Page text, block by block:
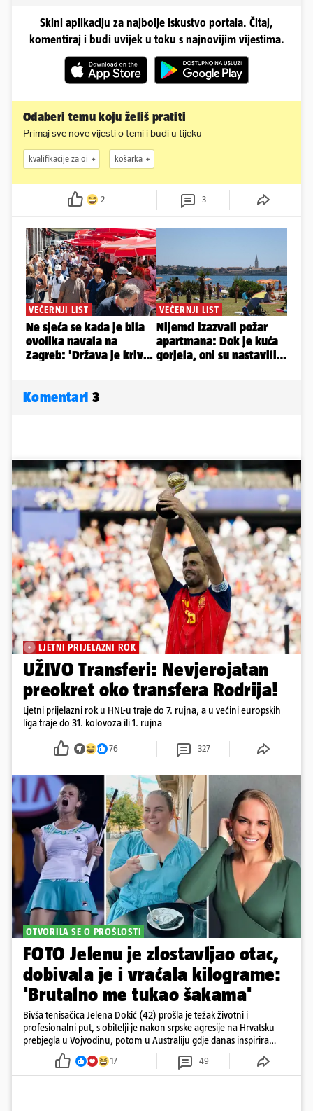
Skini aplikaciju za najbolje iskustvo portala. Čitaj,
komentiraj i budi uvijek u toku s najnovijim vijestima.
Odaberi temu koju želiš pratiti
Primaj sve nove vijesti o temi i budi u tijeku
kvalifikacije za oi košarka
2 3
Komentari 3
LJETNI PRIJELAZNI ROK
UŽIVO Transferi: Nevjerojatan
preokret oko transfera Rodrija!
Ljetni prijelazni rok u HNL-u traje do 7. rujna, a u većini europskih
liga traje do 31. kolovoza ili 1. rujna
76 327
OTVORILA SE O PROŠLOSTI
FOTO Jelenu je zlostavljao otac,
dobivala je i vraćala kilograme:
'Brutalno me tukao šakama'
Bivša tenisačica Jelena Dokić (42) prošla je težak životni i
profesionalni put, s obitelji je nakon srpske agresije na Hrvatsku
prebjegla u Vojvodinu, potom u Australiju gdje danas inspirira
17 49